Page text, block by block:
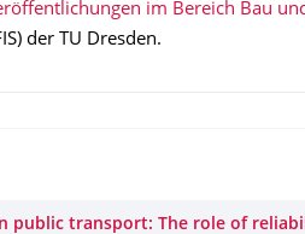
im Bereich Bau
der TU Dresden.
public transport: The role of